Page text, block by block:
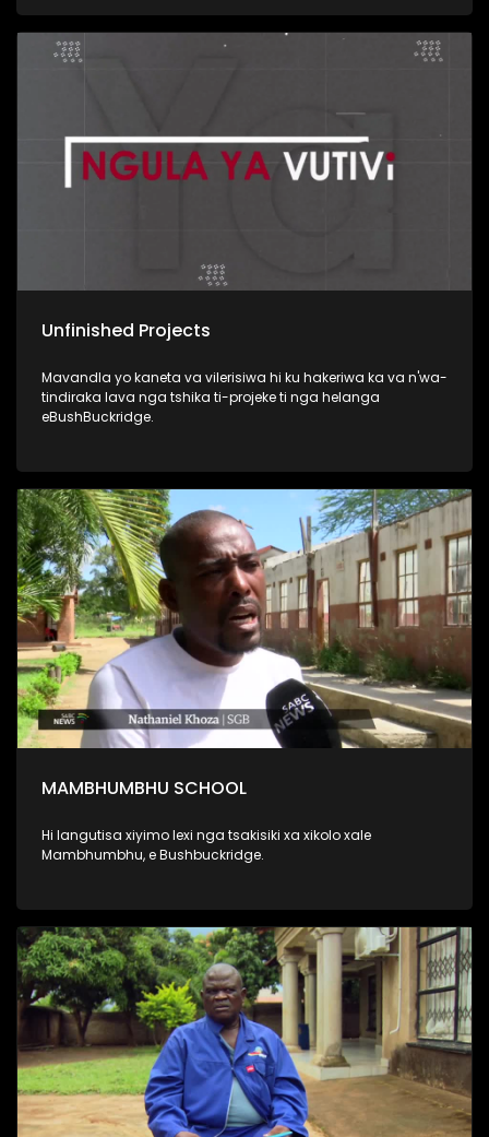
Unfinished Projects
Mavandla yo kaneta va vilerisiwa hi ku hakeriwa ka va n'wa-
tindiraka lava nga tshika ti-projeke ti nga helanga
eBushBuckridge.
MAMBHUMBHU SCHOOL
Hi langutisa xiyimo lexi nga tsakisiki xa xikolo xale
Mambhumbhu, e Bushbuckridge.